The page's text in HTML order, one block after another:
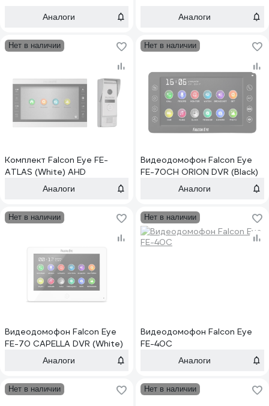
Аналоги Аналоги
Нет в наличии
Комплект Falcon Eye FE-
ATLAS (White) AHD
Аналоги
Нет в наличии
Видеодомофон Falcon Eye
FE-70CH ORION DVR (Black)
Аналоги
Нет в наличии
Видеодомофон Falcon Eye
FE-70 CAPELLA DVR (White)
Аналоги
Нет в наличии
Видеодомофон Falcon Eye
FE-40C
Аналоги
Нет в наличии Нет в наличии